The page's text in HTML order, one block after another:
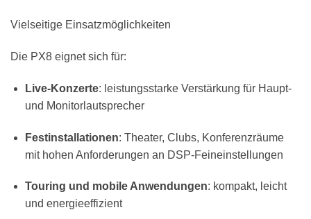
Vielseitige Einsatzmöglichkeiten
Die PX8 eignet sich für:
Live-Konzerte: leistungsstarke Verstärkung für Haupt-
und Monitorlautsprecher
Festinstallationen: Theater, Clubs, Konferenzräume
mit hohen Anforderungen an DSP-Feineinstellungen
Touring und mobile Anwendungen: kompakt, leicht
und energieeffizient